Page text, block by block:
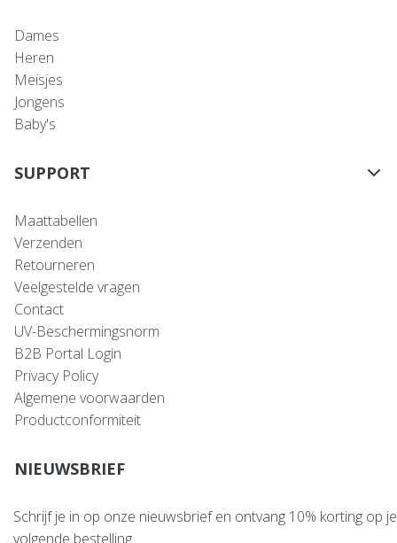
Dames
Heren
Meisjes
Jongens
Baby's
SUPPORT
Maattabellen
Verzenden
Retourneren
Veelgestelde vragen
Contact
UV-Beschermingsnorm
B2B Portal Login
Privacy Policy
Algemene voorwaarden
Productconformiteit
NIEUWSBRIEF
Schrijf je in op onze nieuwsbrief en ontvang 10% korting op je
volgende bestelling